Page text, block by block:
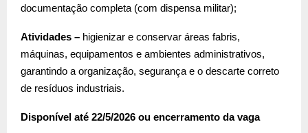
documentação completa (com dispensa militar);
Atividades – higienizar e conservar áreas fabris,
máquinas, equipamentos e ambientes administrativos,
garantindo a organização, segurança e o descarte correto
de resíduos industriais.
Disponível até 22/5/2026 ou encerramento da vaga